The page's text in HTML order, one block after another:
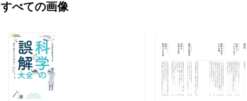
すべての画像